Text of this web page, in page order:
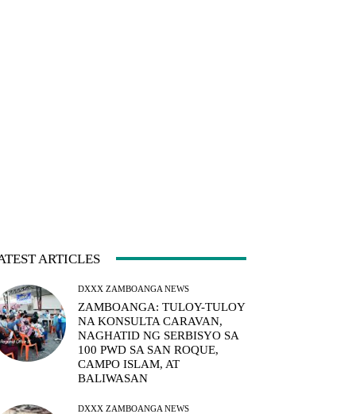
ARTICLES
DXXX ZAMBOANGA NEWS
ZAMBOANGA: TULOY-TULOY
NA KONSULTA CARAVAN,
NAGHATID NG SERBISYO SA
100 PWD SA SAN ROQUE,
CAMPO ISLAM, AT
BALIWASAN
DXXX ZAMBOANGA NEWS